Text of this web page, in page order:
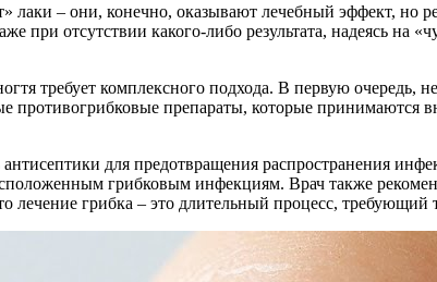
лаки – они, конечно, оказывают лечебный эффект, но
при отсутствии какого-либо результата, надеясь на
требует комплексного подхода. В первую очередь,
противогрибковые препараты, которые принимаются
для предотвращения распространения
грибковым инфекциям. Врач также
грибка – это длительный процесс, требующий